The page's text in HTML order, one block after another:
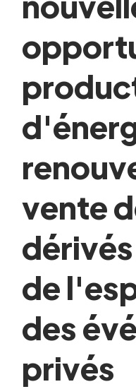
vente
de
des
privés